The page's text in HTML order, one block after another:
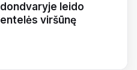
leido
viršūnę